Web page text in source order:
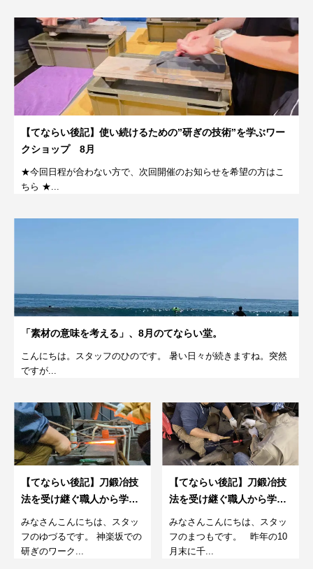
【てならい後記】使い続けるための”研ぎの技術”を学ぶワー
クショップ 8月
★今回日程が合わない方で、次回開催のお知らせを希望の方はこ
ちら ★...
「素材の意味を考える」、8月のてならい堂。
こんにちは。スタッフのひのです。 暑い日々が続きますね。突然
ですが...
【てならい後記】刀鍛冶技
法を受け継ぐ職人から学
ぶ、包丁作り 23/03/26
みなさんこんにちは、スタッ
フのゆづるです。 神楽坂での
研ぎのワーク...
【てならい後記】刀鍛冶技
法を受け継ぐ職人から学
ぶ、包丁作り2022/10/30
みなさんこんにちは、スタッ
フのまつもです。 昨年の10
月末に千...